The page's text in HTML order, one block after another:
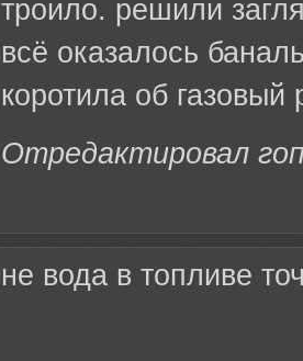
троило. решили
всё оказалось
коротила об газовый
Отредактировал
не вода в топливе